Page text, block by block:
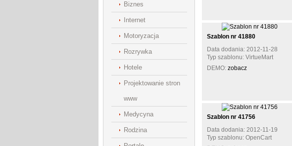
Biznes
Internet
Motoryzacja
Rozrywka
Hotele
Projektowanie stron
www
Medycyna
Rodzina
Szablon nr 41880
Data dodania: 2012-11-28
Typ szablonu: VirtueMart
DEMO: zobacz
Szablon nr 41756
Data dodania: 2012-11-19
Typ szablonu: OpenCart